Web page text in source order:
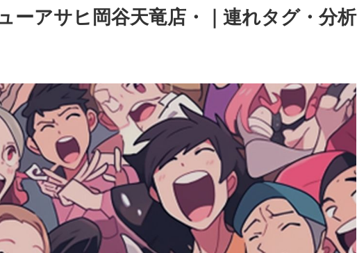
ーアサヒ岡谷天竜店・｜連れタグ・分析